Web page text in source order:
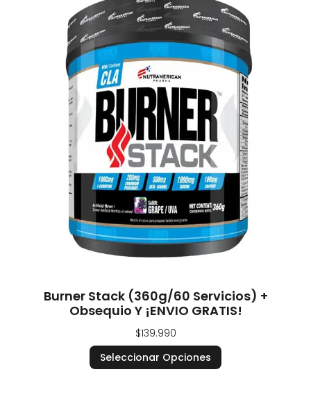
Burner Stack (360g/60 Servicios) +
Obsequio Y ¡ENVIO GRATIS!
$139.990
Seleccionar Opciones